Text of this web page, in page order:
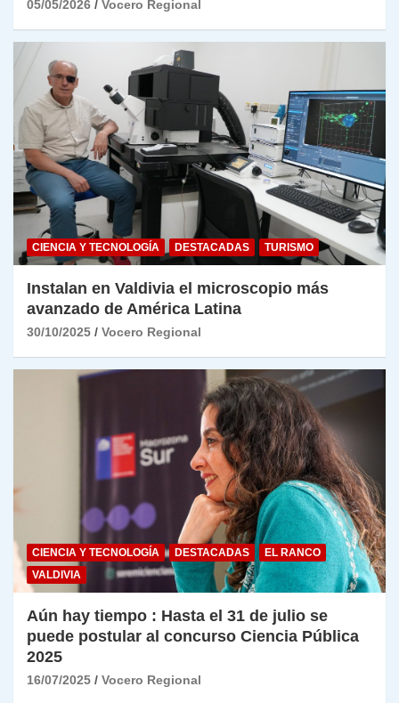
05/05/2026 Vocero Regional
CIENCIA Y TECNOLOGÍA DESTACADAS TURISMO
Instalan en Valdivia el microscopio más
avanzado de América Latina
30/10/2025 Vocero Regional
CIENCIA Y TECNOLOGÍA DESTACADAS
EL RANCO
VALDIVIA
Aún hay tiempo : Hasta el 31 de julio se
puede postular al concurso Ciencia Pública
2025
16/07/2025 Vocero Regional